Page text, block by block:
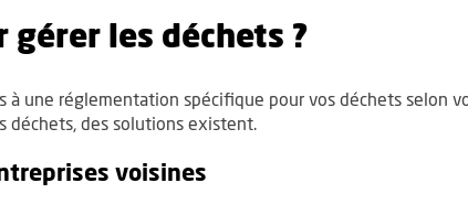
les déchets ?
à une réglementation spécifique pour vos déchets selon
déchets, des solutions existent.
voisines